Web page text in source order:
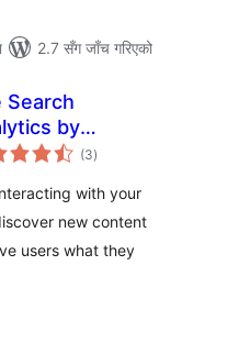
2.7 सँग जाँच गरिएको
Search
by
Search
(3कुल
रेटिङ्गहरू
)
with your
new content
users what they